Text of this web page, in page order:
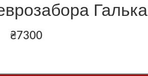
Галька
₴7300